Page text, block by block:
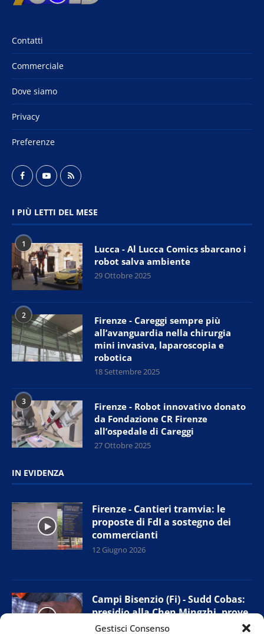
Gestisci Consenso
Contatti
Commerciale
Dove siamo
Privacy
Preferenze
I PIÙ LETTI DEL MESE
1
Lucca - Al Lucca Comics sbarcano i
robot salva ambiente
29 Ottobre 2025
2
Firenze - Careggi sempre più
all’avanguardia nella chirurgia
mini invasiva, laparoscopia e
robotica
18 Settembre 2025
3
Firenze - Robot innovativo donato
da Fondazione CR Firenze
all’ospedale di Careggi
27 Ottobre 2025
IN EVIDENZA
Firenze - Cantieri tramvia: le
proposte di FdI a sostegno dei
commercianti
12 Giugno 2026
Campi Bisenzio (Fi) - Sudd Cobas:
presidio alla Chen Mingzhi, prove
di accordo con l’azienda